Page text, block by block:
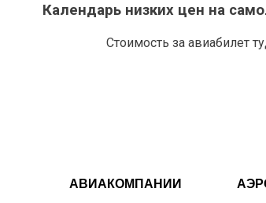
Календарь низких цен на
Стоимость за авиабилет
АВИАКОМПАНИИ